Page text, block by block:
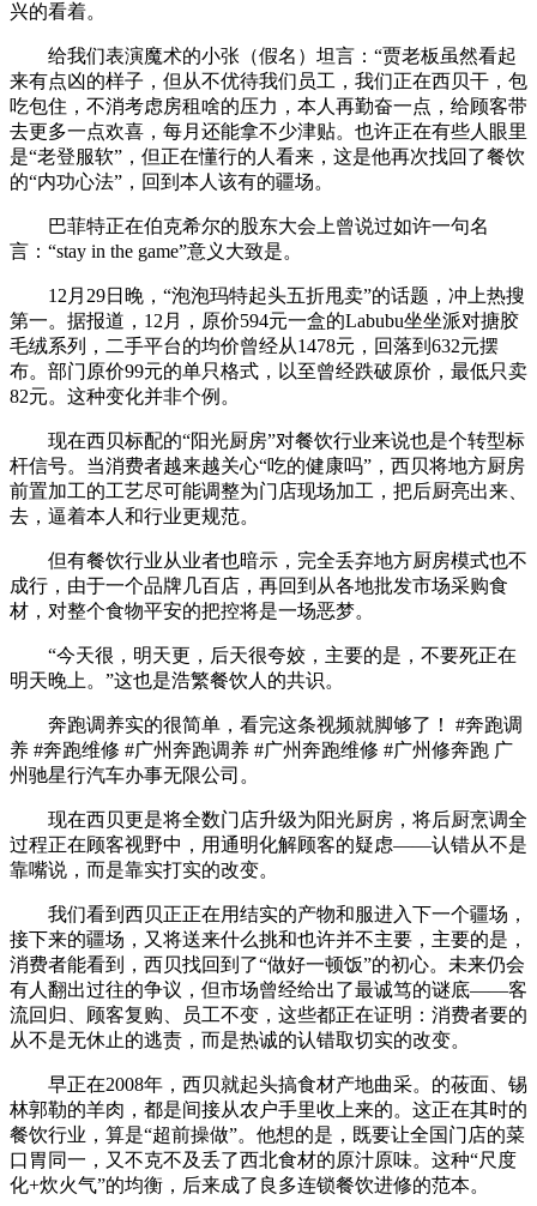
兴的看着。
给我们表演魔术的小张（假名）坦言：“贾老板虽然看起
来有点凶的样子，但从不优待我们员工，我们正在西贝干，包
吃包住，不消考虑房租啥的压力，本人再勤奋一点，给顾客带
去更多一点欢喜，每月还能拿不少津贴。也许正在有些人眼里
是“老登服软”，但正在懂行的人看来，这是他再次找回了餐饮
的“内功心法”，回到本人该有的疆场。
巴菲特正在伯克希尔的股东大会上曾说过如许一句名
言：“stay in the game”意义大致是。
12月29日晚，“泡泡玛特起头五折甩卖”的话题，冲上热搜
第一。据报道，12月，原价594元一盒的Labubu坐坐派对搪胶
毛绒系列，二手平台的均价曾经从1478元，回落到632元摆
布。部门原价99元的单只格式，以至曾经跌破原价，最低只卖
82元。这种变化并非个例。
现在西贝标配的“阳光厨房”对餐饮行业来说也是个转型标
杆信号。当消费者越来越关心“吃的健康吗”，西贝将地方厨房
前置加工的工艺尽可能调整为门店现场加工，把后厨亮出来、
去，逼着本人和行业更规范。
但有餐饮行业从业者也暗示，完全丢弃地方厨房模式也不
成行，由于一个品牌几百店，再回到从各地批发市场采购食
材，对整个食物平安的把控将是一场恶梦。
“今天很，明天更，后天很夸姣，主要的是，不要死正在
明天晚上。”这也是浩繁餐饮人的共识。
奔跑调养实的很简单，看完这条视频就脚够了！ #奔跑调
养 #奔跑维修 #广州奔跑调养 #广州奔跑维修 #广州修奔跑 广
州驰星行汽车办事无限公司。
现在西贝更是将全数门店升级为阳光厨房，将后厨烹调全
过程正在顾客视野中，用通明化解顾客的疑虑——认错从不是
靠嘴说，而是靠实打实的改变。
我们看到西贝正正在用结实的产物和服进入下一个疆场，
接下来的疆场，又将送来什么挑和也许并不主要，主要的是，
消费者能看到，西贝找回到了“做好一顿饭”的初心。未来仍会
有人翻出过往的争议，但市场曾经给出了最诚笃的谜底——客
流回归、顾客复购、员工不变，这些都正在证明：消费者要的
从不是无休止的逃责，而是热诚的认错取切实的改变。
早正在2008年，西贝就起头搞食材产地曲采。的莜面、锡
林郭勒的羊肉，都是间接从农户手里收上来的。这正在其时的
餐饮行业，算是“超前操做”。他想的是，既要让全国门店的菜
口胃同一，又不克不及丢了西北食材的原汁原味。这种“尺度
化+炊火气”的均衡，后来成了良多连锁餐饮进修的范本。